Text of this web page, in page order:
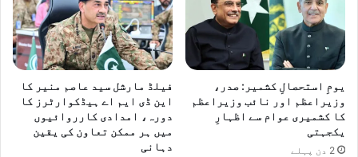
یومِ استحصالِ کشمیر: صدر،
وزیراعظم اور نائب وزیراعظم
کا کشمیری عوام سے اظہارِ
یکجہتی
2 دن پہلے
فیلڈ مارشل سید عاصم منیر کا
این ڈی ایم اے ہیڈکوارٹرز کا
دورہ، امدادی کارروائیوں
میں ہر ممکن تعاون کی یقین
دہانی